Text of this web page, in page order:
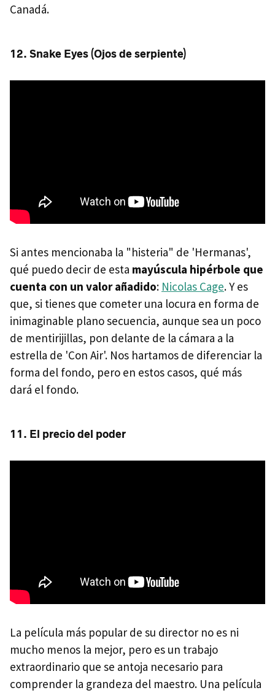
Canadá.
12. Snake Eyes (Ojos de serpiente)
Si antes mencionaba la "histeria" de 'Hermanas',
qué puedo decir de esta mayúscula hipérbole que
cuenta con un valor añadido: Nicolas Cage. Y es
que, si tienes que cometer una locura en forma de
inimaginable plano secuencia, aunque sea un poco
de mentirijillas, pon delante de la cámara a la
estrella de 'Con Air'. Nos hartamos de diferenciar la
forma del fondo, pero en estos casos, qué más
dará el fondo.
11. El precio del poder
La película más popular de su director no es ni
mucho menos la mejor, pero es un trabajo
extraordinario que se antoja necesario para
comprender la grandeza del maestro. Una película